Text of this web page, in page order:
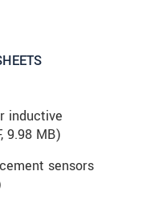
inductive
, 9.98 MB)
sensors